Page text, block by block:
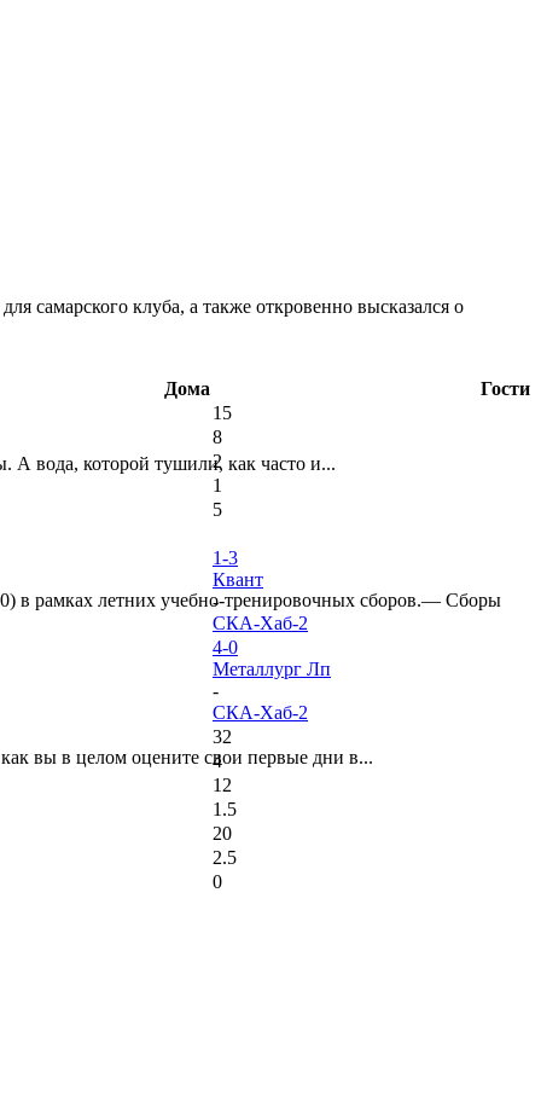
самарского клуба, а также откровенно высказался о
вода, которой тушили, как часто и...
в рамках летних учебно-тренировочных сборов.— Сборы
вы в целом оцените свои первые дни в...
Дома
Гости
15
8
2
1
5
1-3
Квант
-
СКА-Хаб-2
4-0
Металлург Лп
-
СКА-Хаб-2
32
4
12
1.5
20
2.5
0